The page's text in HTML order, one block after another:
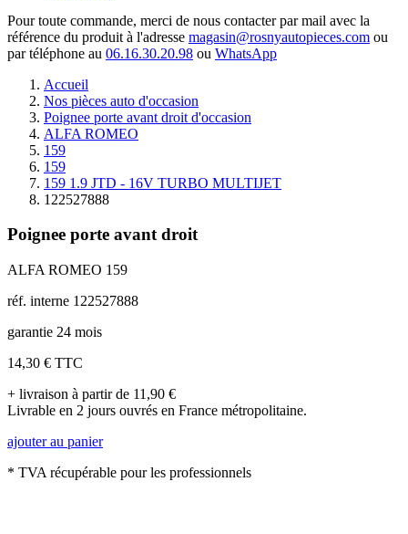
Pour toute commande, merci de nous contacter par mail avec la
référence du produit à l'adresse magasin@rosnyautopieces.com ou
par téléphone au 06.16.30.20.98 ou WhatsApp
Accueil
Nos pièces auto d'occasion
Poignee porte avant droit d'occasion
ALFA ROMEO
159
159
159 1.9 JTD - 16V TURBO MULTIJET
122527888
Poignee porte avant droit
ALFA ROMEO 159
réf. interne 122527888
garantie 24 mois
14,30 € TTC
+ livraison à partir de 11,90 €
Livrable en 2 jours ouvrés en France métropolitaine.
ajouter au panier
* TVA récupérable pour les professionnels